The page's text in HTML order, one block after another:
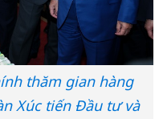
thăm gian hàng
Xúc tiến Đầu tư và